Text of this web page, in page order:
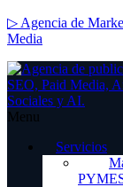
▷ Agencia de
Media
Menu
Servicios